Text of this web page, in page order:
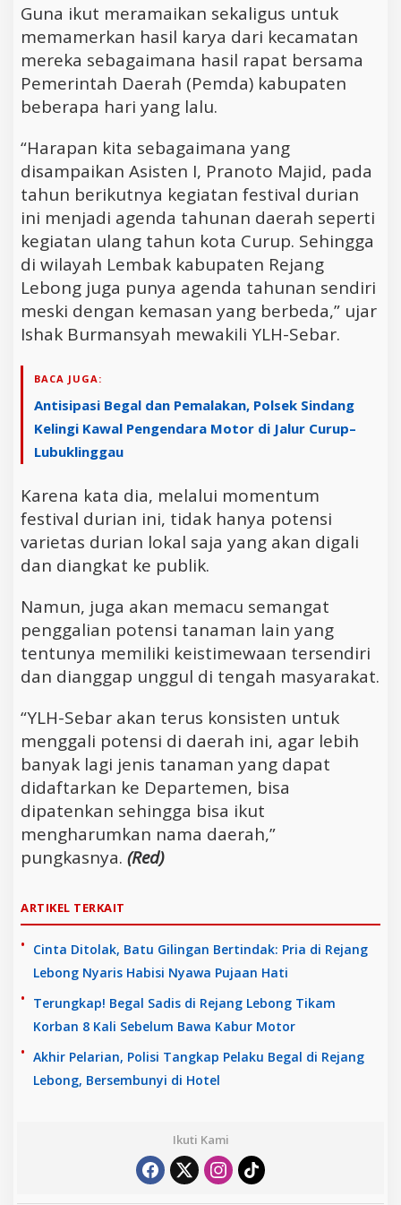
Guna ikut meramaikan sekaligus untuk
memamerkan hasil karya dari kecamatan
mereka sebagaimana hasil rapat bersama
Pemerintah Daerah (Pemda) kabupaten
beberapa hari yang lalu.
“Harapan kita sebagaimana yang
disampaikan Asisten I, Pranoto Majid, pada
tahun berikutnya kegiatan festival durian
ini menjadi agenda tahunan daerah seperti
kegiatan ulang tahun kota Curup. Sehingga
di wilayah Lembak kabupaten Rejang
Lebong juga punya agenda tahunan sendiri
meski dengan kemasan yang berbeda,” ujar
Ishak Burmansyah mewakili YLH-Sebar.
BACA JUGA:
Antisipasi Begal dan Pemalakan, Polsek Sindang
Kelingi Kawal Pengendara Motor di Jalur Curup–
Lubuklinggau
Karena kata dia, melalui momentum
festival durian ini, tidak hanya potensi
varietas durian lokal saja yang akan digali
dan diangkat ke publik.
Namun, juga akan memacu semangat
penggalian potensi tanaman lain yang
tentunya memiliki keistimewaan tersendiri
dan dianggap unggul di tengah masyarakat.
“YLH-Sebar akan terus konsisten untuk
menggali potensi di daerah ini, agar lebih
banyak lagi jenis tanaman yang dapat
didaftarkan ke Departemen, bisa
dipatenkan sehingga bisa ikut
mengharumkan nama daerah,”
pungkasnya. (Red)
ARTIKEL TERKAIT
Cinta Ditolak, Batu Gilingan Bertindak: Pria di Rejang
Lebong Nyaris Habisi Nyawa Pujaan Hati
Terungkap! Begal Sadis di Rejang Lebong Tikam
Korban 8 Kali Sebelum Bawa Kabur Motor
Akhir Pelarian, Polisi Tangkap Pelaku Begal di Rejang
Lebong, Bersembunyi di Hotel
Ikuti Kami